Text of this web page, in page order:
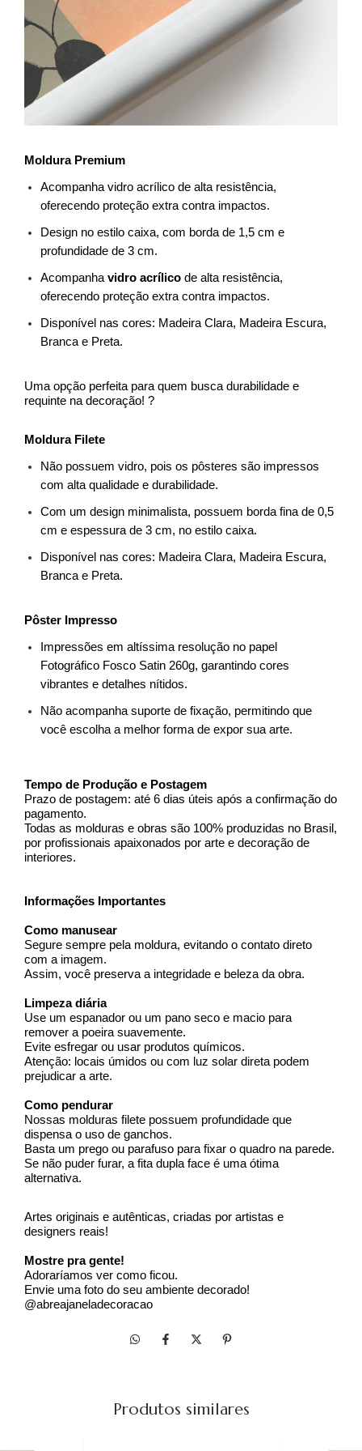
Moldura Premium
Acompanha vidro acrílico de alta resistência,
oferecendo proteção extra contra impactos.
Design no estilo caixa, com borda de 1,5 cm e
profundidade de 3 cm.
Acompanha vidro acrílico de alta resistência,
oferecendo proteção extra contra impactos.
Disponível nas cores: Madeira Clara, Madeira Escura,
Branca e Preta.
Uma opção perfeita para quem busca durabilidade e
requinte na decoração! ?
Moldura Filete
Não possuem vidro, pois os pôsteres são impressos
com alta qualidade e durabilidade.
Com um design minimalista, possuem borda fina de 0,5
cm e espessura de 3 cm, no estilo caixa.
Disponível nas cores: Madeira Clara, Madeira Escura,
Branca e Preta.
Pôster Impresso
Impressões em altíssima resolução no papel
Fotográfico Fosco Satin 260g, garantindo cores
vibrantes e detalhes nítidos.
Não acompanha suporte de fixação, permitindo que
você escolha a melhor forma de expor sua arte.
Tempo de Produção e Postagem
Prazo de postagem: até 6 dias úteis após a confirmação do
pagamento.
Todas as molduras e obras são 100% produzidas no Brasil,
por profissionais apaixonados por arte e decoração de
interiores.
Informações Importantes
Como manusear
Segure sempre pela moldura, evitando o contato direto
com a imagem.
Assim, você preserva a integridade e beleza da obra.
Limpeza diária
Use um espanador ou um pano seco e macio para
remover a poeira suavemente.
Evite esfregar ou usar produtos químicos.
Atenção: locais úmidos ou com luz solar direta podem
prejudicar a arte.
Como pendurar
Nossas molduras filete possuem profundidade que
dispensa o uso de ganchos.
Basta um prego ou parafuso para fixar o quadro na parede.
Se não puder furar, a fita dupla face é uma ótima
alternativa.
Artes originais e autênticas, criadas por artistas e
designers reais!
Mostre pra gente!
Adoraríamos ver como ficou.
Envie uma foto do seu ambiente decorado!
@abreajaneladecoracao
Produtos similares